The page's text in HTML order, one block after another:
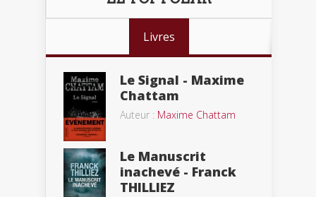
Livres
Le Signal - Maxime
Chattam
Auteur : Maxime Chattam
Le Manuscrit
inachevé - Franck
THILLIEZ